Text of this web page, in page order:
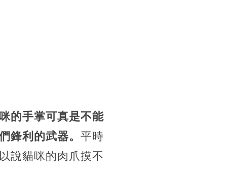
的手掌可真是不能
鋒利的武器。 平時
說貓咪的肉爪摸不